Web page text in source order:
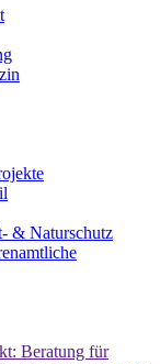
& Naturschutz
Beratung für